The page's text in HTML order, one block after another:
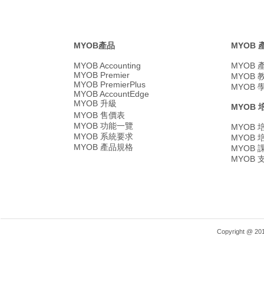
MYOB產品
MYOB Accounting
MYOB Premier
MYOB PremierPlus
MYOB AccountEdge
MYOB 升級
MYOB 售價表
MYOB 功能一覽
MYOB 系統要求
MYOB 產品規格
MYOB
MYOB
MYOB
MYOB
MYOB
MYOB
MYOB
MYOB
MYOB
Copyright @